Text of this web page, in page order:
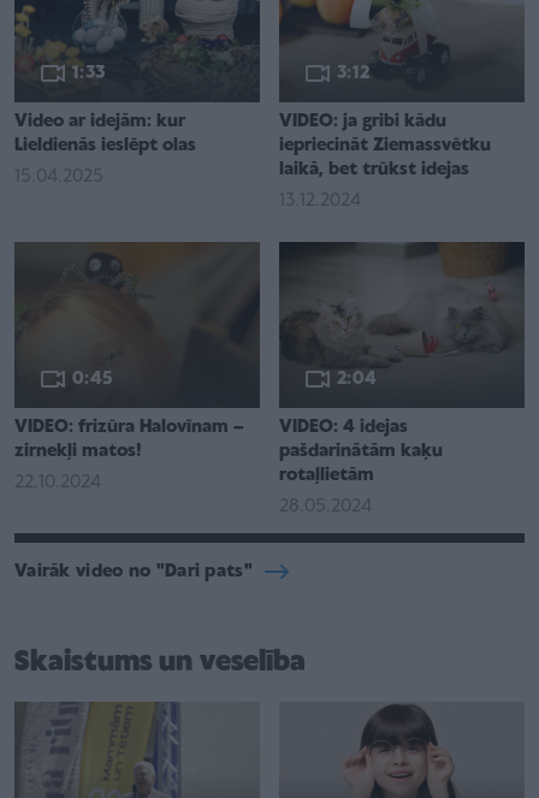
1:33
Video ar idejām: kur
Lieldienās ieslēpt olas
15.04.2025
3:12
VIDEO: ja gribi kādu
iepriecināt Ziemassvētku
laikā, bet trūkst idejas
13.12.2024
0:45
VIDEO: frizūra Halovīnam –
zirnekļi matos!
22.10.2024
2:04
VIDEO: 4 idejas
pašdarinātām kaķu
rotaļlietām
28.05.2024
Vairāk video no "Dari pats"
Skaistums un veselība